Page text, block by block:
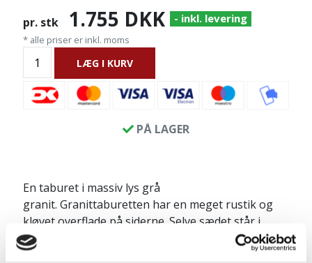
pr. stk 1.755 DKK - inkl. levering
* alle priser er inkl. moms
LÆG I KURV
PÅ LAGER
En taburet i massiv lys grå
granit. Granittaburetten har en meget rustik og
kløvet overflade på siderne. Selve sædet står i
stærk kontrast med dens blanke og polerede
overflade. Nem at rengøre. Det siger sig selv, at et